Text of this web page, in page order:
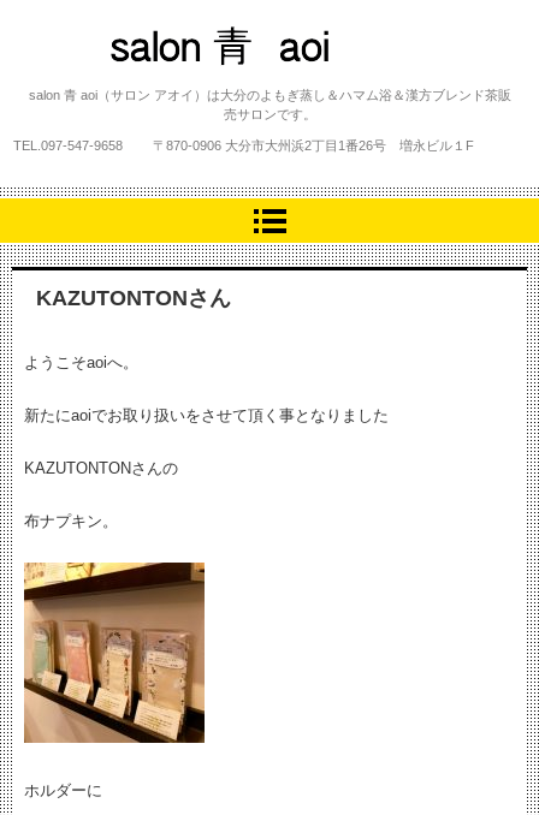
salon 青 aoi
salon 青 aoi（サロン アオイ）は大分のよもぎ蒸し＆ハマム浴＆漢方ブレンド茶販
売サロンです。
TEL. 097-547-9658 〒870-0906 大分市大州浜2丁目1番26号 増永ビル１F
KAZUTONTONさん
ようこそaoiへ。
新たにaoiでお取り扱いをさせて頂く事となりました
KAZUTONTONさんの
布ナプキン。
ホルダーに